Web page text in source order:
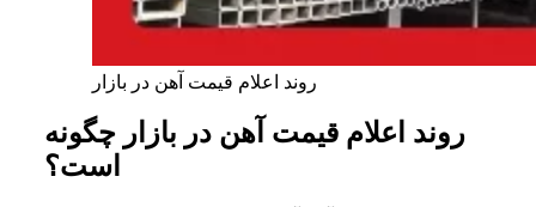
روند اعلام قیمت آهن در بازار
روند اعلام قیمت آهن در بازار چگونه
است؟